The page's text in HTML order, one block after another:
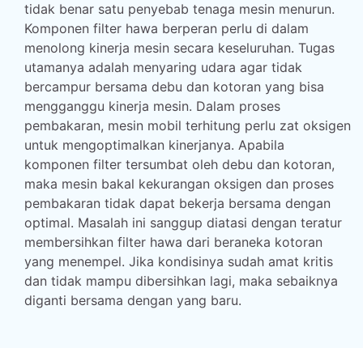
tidak benar satu penyebab tenaga mesin menurun.
Komponen filter hawa berperan perlu di dalam
menolong kinerja mesin secara keseluruhan. Tugas
utamanya adalah menyaring udara agar tidak
bercampur bersama debu dan kotoran yang bisa
mengganggu kinerja mesin. Dalam proses
pembakaran, mesin mobil terhitung perlu zat oksigen
untuk mengoptimalkan kinerjanya. Apabila
komponen filter tersumbat oleh debu dan kotoran,
maka mesin bakal kekurangan oksigen dan proses
pembakaran tidak dapat bekerja bersama dengan
optimal. Masalah ini sanggup diatasi dengan teratur
membersihkan filter hawa dari beraneka kotoran
yang menempel. Jika kondisinya sudah amat kritis
dan tidak mampu dibersihkan lagi, maka sebaiknya
diganti bersama dengan yang baru.